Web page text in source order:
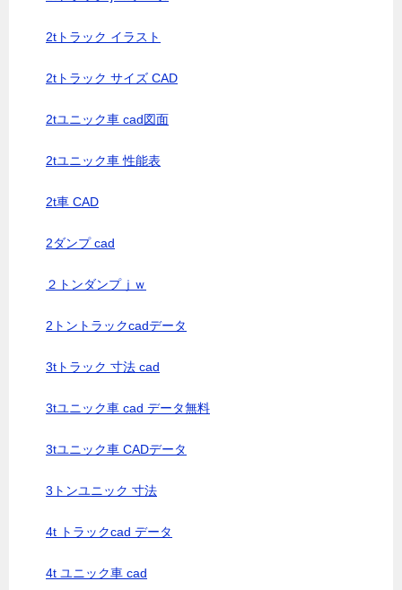
2tトラック イラスト
2tトラック サイズ CAD
2tユニック車 cad図面
2tユニック車 性能表
2t車 CAD
2ダンプ cad
２トンダンプｊｗ
2トントラックcadデータ
3tトラック 寸法 cad
3tユニック車 cad データ無料
3tユニック車 CADデータ
3トンユニック 寸法
4t トラックcad データ
4t ユニック車 cad